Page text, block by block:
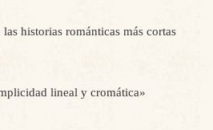
historias románticas más cortas
lineal y cromática»